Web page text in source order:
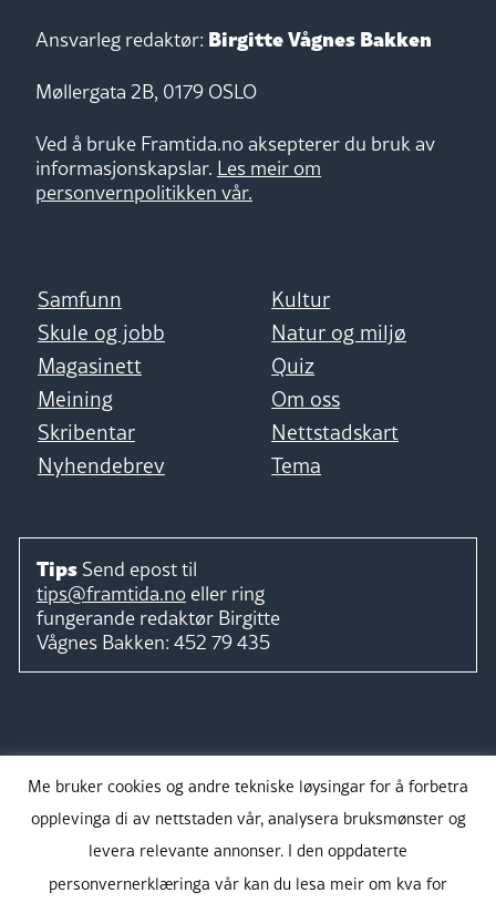
Ansvarleg redaktør: Birgitte Vågnes Bakken
Møllergata 2B, 0179 OSLO
Ved å bruke Framtida.no aksepterer du bruk av
informasjonskapslar. Les meir om
personvernpolitikken vår.
Samfunn
Kultur
Skule og jobb
Natur og miljø
Magasinett
Quiz
Meining
Om oss
Skribentar
Nettstadskart
Nyhendebrev
Tema
Tips Send epost til
tips@framtida.no eller ring
fungerande redaktør Birgitte
Vågnes Bakken: 452 79 435
Me bruker cookies og andre tekniske løysingar for å forbetra
opplevinga di av nettstaden vår, analysera bruksmønster og
levera relevante annonser. I den oppdaterte
personvernerklæringa vår kan du lesa meir om kva for